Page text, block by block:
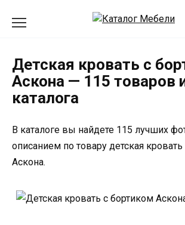
Детская кровать с
Аскона — 115 товаров
каталога
В каталоге вы найдете 115 лучших
описанием по товару детская
Аскона.